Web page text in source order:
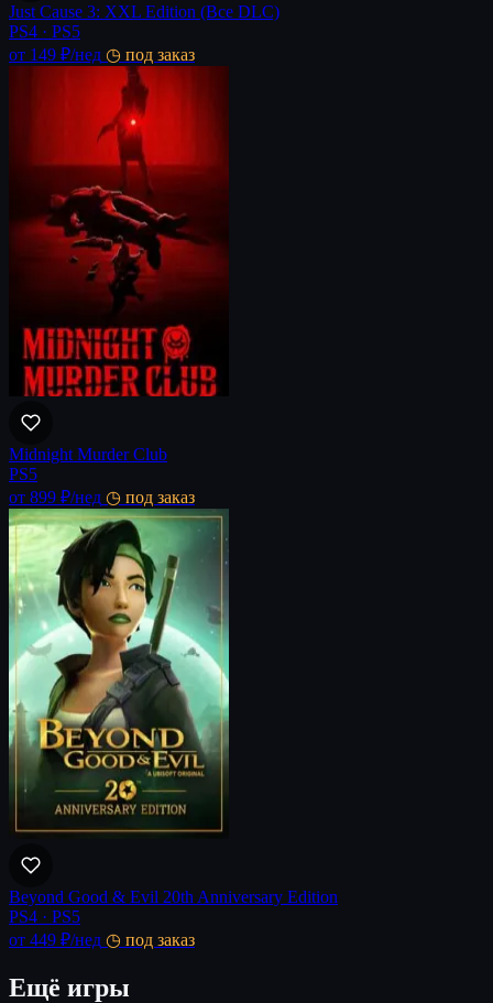
Just Cause 3: XXL Edition (Все DLC)
PS4 · PS5
от 149 ₽/нед ◷ под заказ
Midnight Murder Club
PS5
от 899 ₽/нед ◷ под заказ
Beyond Good & Evil 20th Anniversary Edition
PS4 · PS5
от 449 ₽/нед ◷ под заказ
Ещё игры